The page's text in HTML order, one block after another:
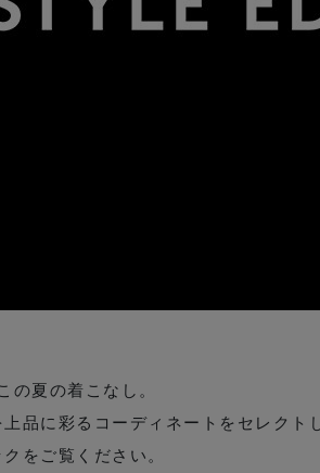
の夏の着こなし。
品に彩るコーディネートをセレクト
をご覧ください。